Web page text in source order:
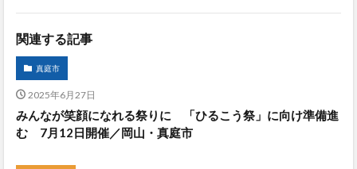
関連する記事
真庭市
2025年6月27日
みんなが笑顔になれる祭りに 「ひるこう祭」に向け準備進
む 7月12日開催／岡山・真庭市